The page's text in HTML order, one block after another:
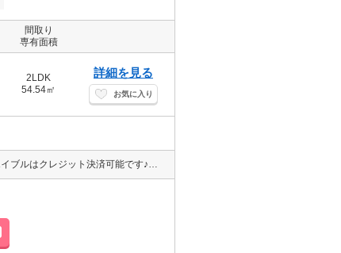
間取り
専有面積
2LDK
54.54㎡
詳細を見る
お気に入り
エイブル高崎駅前店のおすすめ！敷金/礼金０ヵ月♪ 保証人も不要です！ エイブルはクレジット決済可能です♪高崎駅前店にお車でお越しの際は提携駐車場がございます（＾＾）♪『ココ・ウエスト』で検索下さい（＾＾）エイブル高崎駅前店は賃貸・売買・管理など不動産全般でご相談できます（＾＾）♪